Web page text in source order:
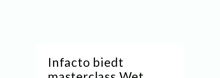
Infacto biedt